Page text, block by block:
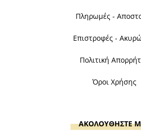
Πληρωμές -
Επιστροφές -
Πολιτική
Όροι Χρήσης
ΑΚΟΛΟΥΘΗΣΤΕ